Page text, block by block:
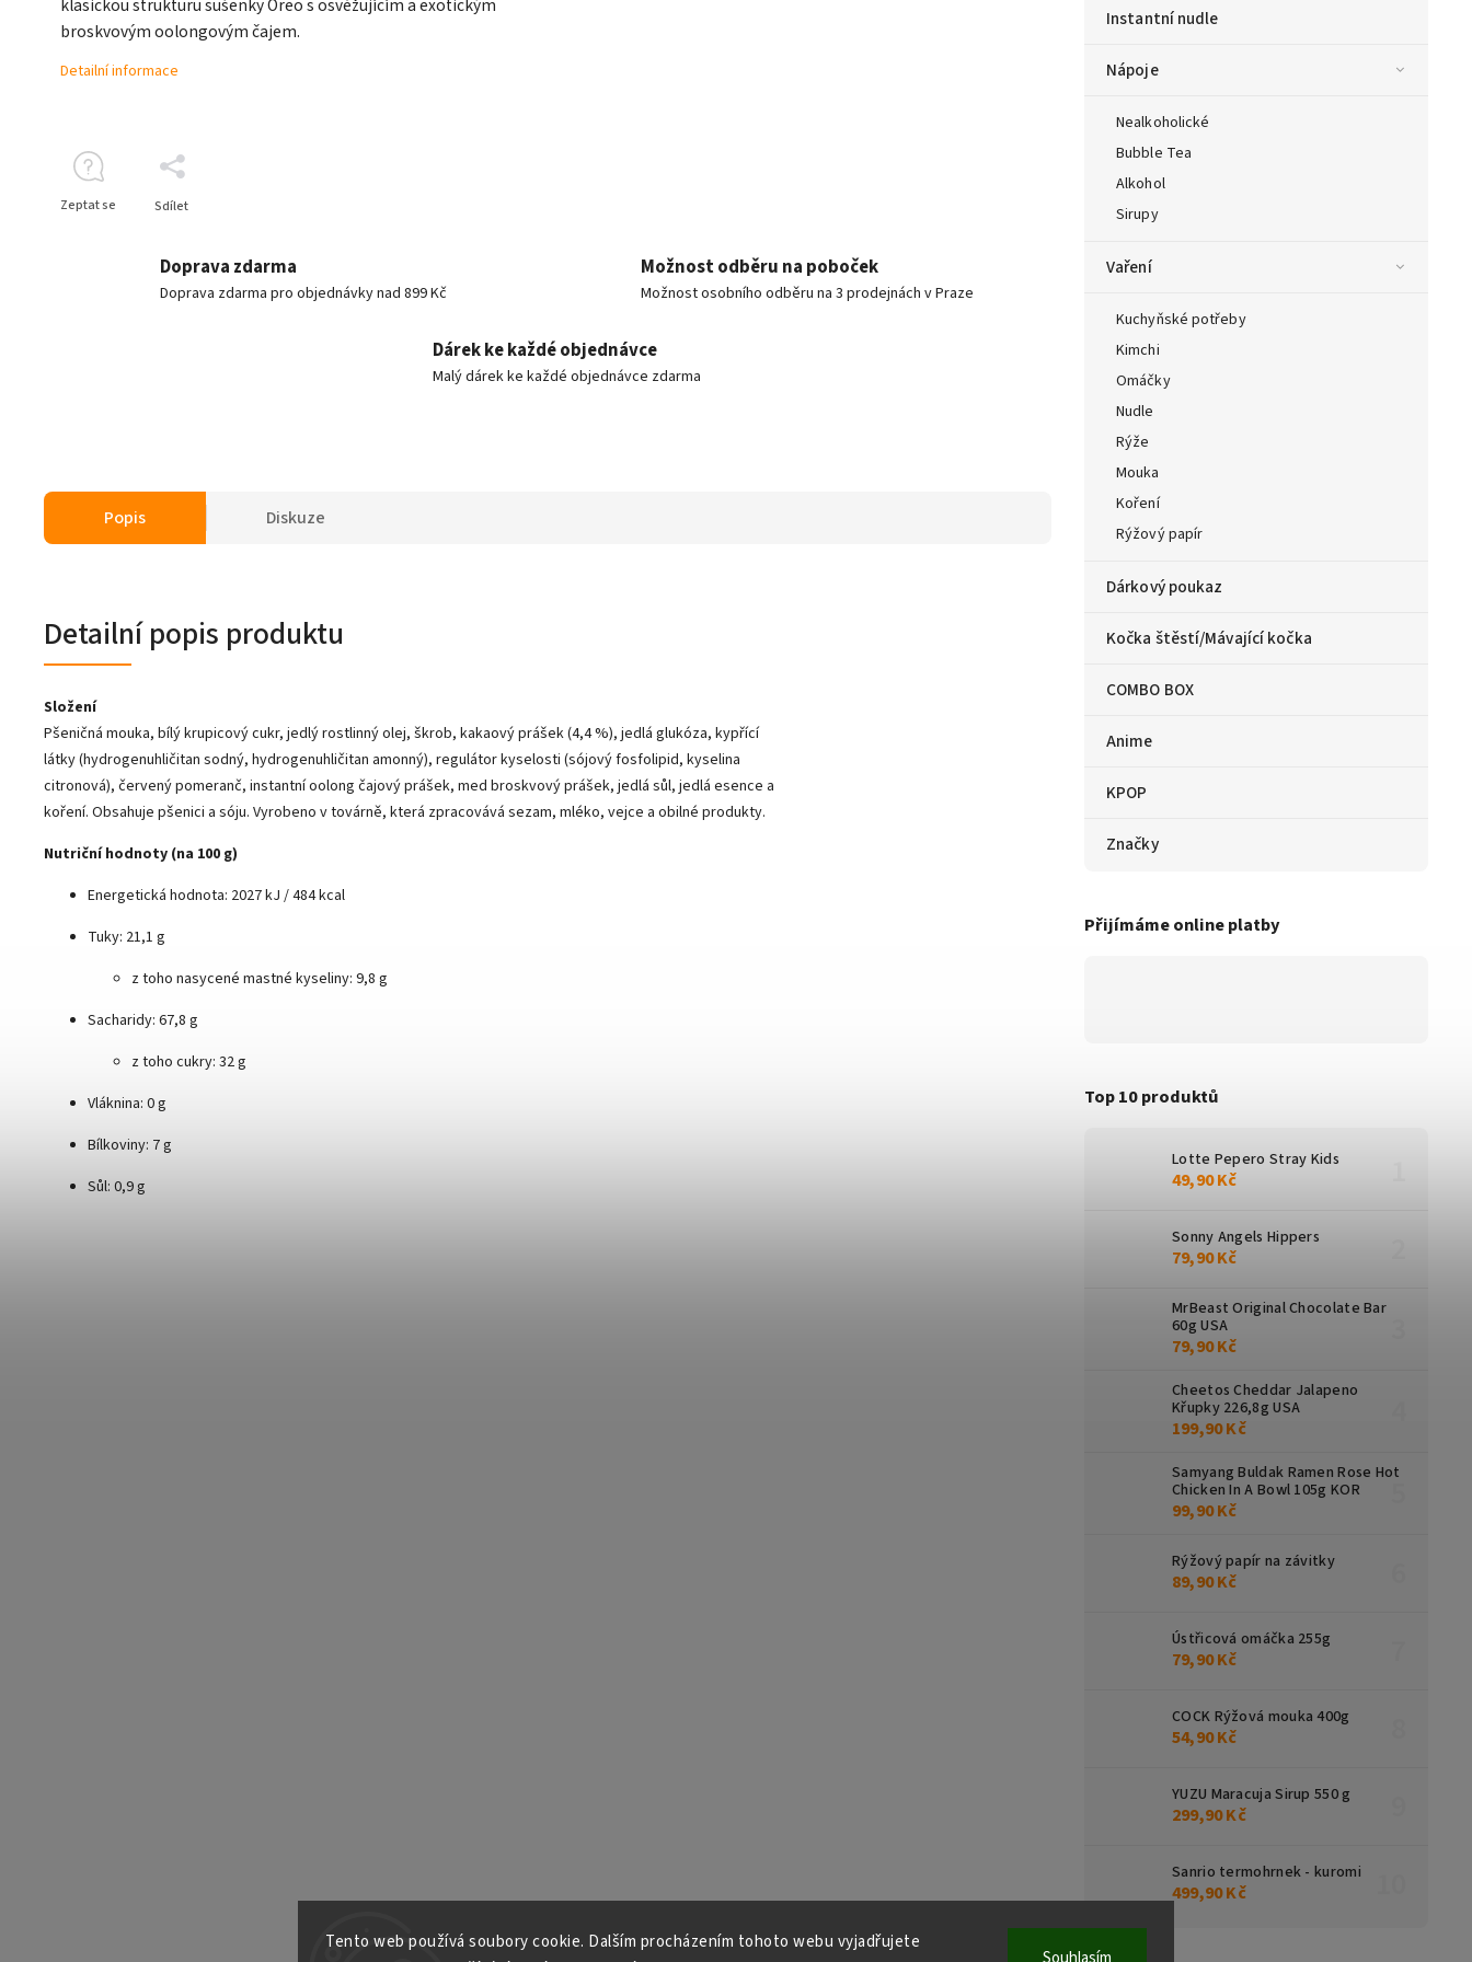
Tento web používá soubory cookie. Dalším procházením tohoto webu vyjadřujete
Instantní nudle
Nápoje
Nealkoholické
Bubble Tea
Alkohol
Sirupy
Vaření
Kuchyňské potřeby
Kimchi
Omáčky
Nudle
Rýže
Mouka
Koření
Rýžový papír
Dárkový poukaz
Kočka štěstí/Mávající kočka
COMBO BOX
Anime
KPOP
Značky
Přijímáme online platby
Top 10 produktů
Lotte Pepero Stray Kids
49,90 Kč
Sonny Angels Hippers
79,90 Kč
MrBeast Original Chocolate Bar
60g USA
79,90 Kč
Cheetos Cheddar Jalapeno
Křupky 226,8g USA
199,90 Kč
Samyang Buldak Ramen Rose Hot
Chicken In A Bowl 105g KOR
99,90 Kč
Rýžový papír na závitky
89,90 Kč
Ústřicová omáčka 255g
79,90 Kč
COCK Rýžová mouka 400g
54,90 Kč
YUZU Maracuja Sirup 550 g
299,90 Kč
Sanrio termohrnek - kuromi
499,90 Kč
klasickou strukturu sušenky Oreo s osvěžujícím a exotickým
broskvovým oolongovým čajem.
Detailní informace
Zeptat se Sdílet
Doprava zdarma
Doprava zdarma pro objednávky nad 899 Kč
Možnost odběru na poboček
Možnost osobního odběru na 3 prodejnách v Praze
Dárek ke každé objednávce
Malý dárek ke každé objednávce zdarma
Popis Diskuze
Detailní popis produktu
Složení
Pšeničná mouka, bílý krupicový cukr, jedlý rostlinný olej, škrob, kakaový prášek (4,4 %), jedlá glukóza, kypřící
látky (hydrogenuhličitan sodný, hydrogenuhličitan amonný), regulátor kyselosti (sójový fosfolipid, kyselina
citronová), červený pomeranč, instantní oolong čajový prášek, med broskvový prášek, jedlá sůl, jedlá esence a
koření. Obsahuje pšenici a sóju. Vyrobeno v továrně, která zpracovává sezam, mléko, vejce a obilné produkty.
Nutriční hodnoty (na 100 g)
Energetická hodnota: 2027 kJ / 484 kcal
Tuky: 21,1 g
z toho nasycené mastné kyseliny: 9,8 g
Sacharidy: 67,8 g
z toho cukry: 32 g
Vláknina: 0 g
Bílkoviny: 7 g
Sůl: 0,9 g